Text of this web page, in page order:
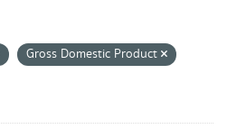
Gross Domestic Product